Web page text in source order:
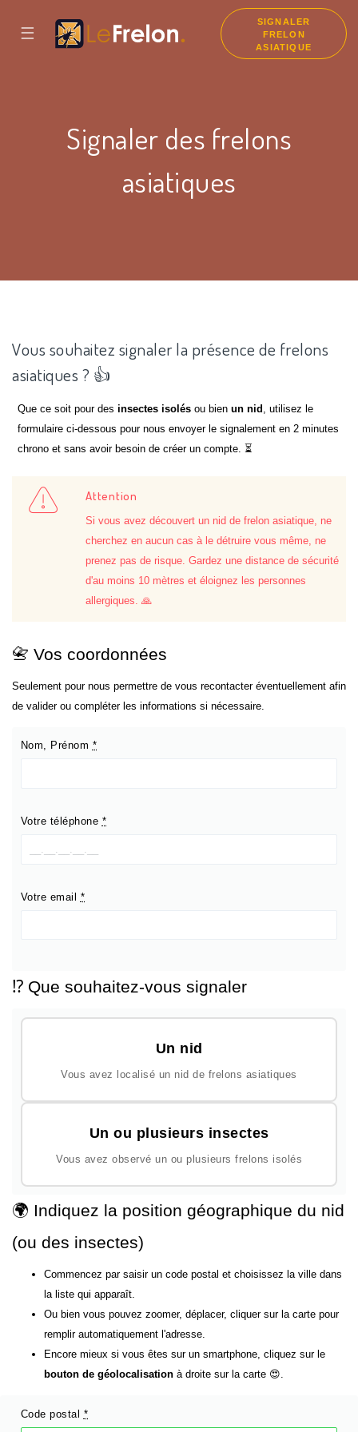
☰
SIGNALER
FRELON
ASIATIQUE
Signaler des frelons
asiatiques
Vous souhaitez signaler la présence de frelons
asiatiques ? 👍
Que ce soit pour desinsectes isolés ou bienun nid , utilisez le
formulaire ci-dessous pour nous envoyer le signalement en 2 minutes
chrono et sans avoir besoin de créer un compte. ⏳
Attention
Si vous avez découvert un nid de frelon asiatique, ne
cherchez en aucun cas à le détruire vous même, ne
prenez pas de risque. Gardez une distance de sécurité
d'au moins 10 mètres et éloignez les personnes
allergiques. 🙏
📇 Vos coordonnées
Seulement pour nous permettre de vous recontacter éventuellement afin
de valider ou compléter les informations si nécessaire.
Nom, Prénom *
Votre téléphone *
Votre email *
⁉️ Que souhaitez-vous signaler
Un nid
Vous avez localisé un nid de frelons asiatiques
Un ou plusieurs insectes
Vous avez observé un ou plusieurs frelons isolés
🌍 Indiquez la position géographique du nid
(ou des insectes)
Commencez par saisir un code postal et choisissez la ville dans
la liste qui apparaît.
Ou bien vous pouvez zoomer, déplacer, cliquer sur la carte pour
remplir automatiquement l'adresse.
Encore mieux si vous êtes sur un smartphone, cliquez sur le
bouton de géolocalisation à droite sur la carte 😍.
Code postal *